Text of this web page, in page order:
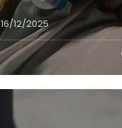
16/12/2025